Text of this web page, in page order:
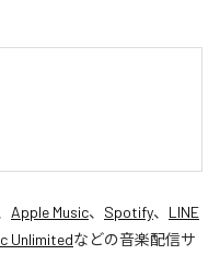
Apple Music、 Spotify、 LINE
Unlimitedなどの音楽配信サ